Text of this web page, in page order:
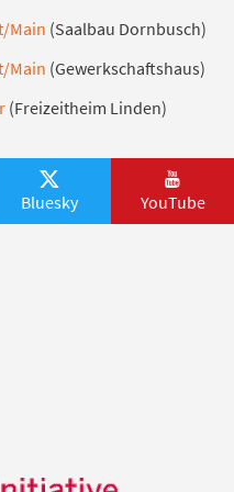
Main (Saalbau Dornbusch)
Main (Gewerkschaftshaus)
(Freizeitheim Linden)
Bluesky YouTube